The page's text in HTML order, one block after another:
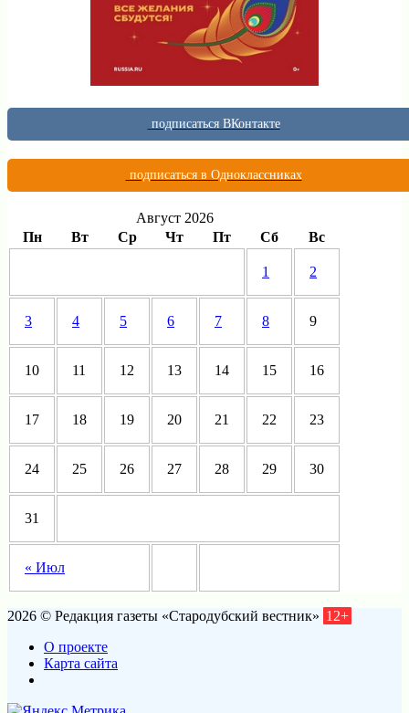
подписаться ВКонтакте
подписаться в Одноклассниках
Август 2026
Пн
Вт Ср Чт Пт Сб Вс
« Июл
1 2
3 4 5 6 7 8 9
10 11 12 13 14 15 16
17 18 19 20 21 22 23
24 25 26 27 28 29 30
31
2026 © Редакция газеты «Стародубский вестник» 12+
О проекте
Карта сайта